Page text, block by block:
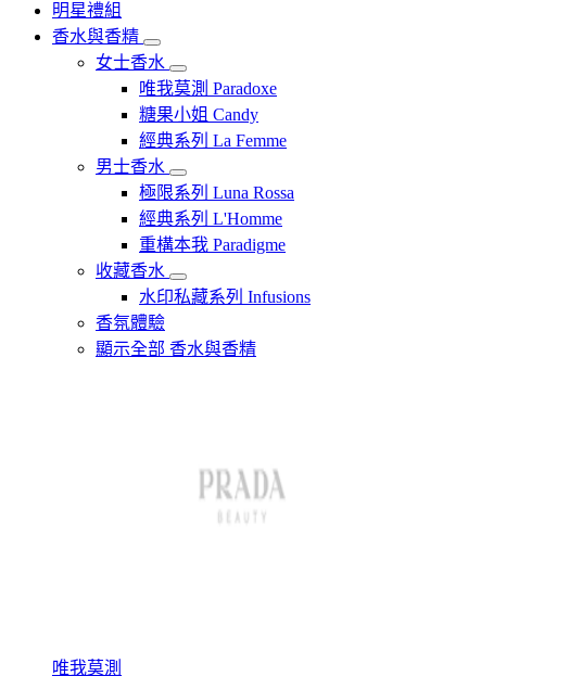
明星禮組
香水與香精
女士香水
唯我莫測 Paradoxe
糖果小姐 Candy
經典系列 La Femme
男士香水
極限系列 Luna Rossa
經典系列 L'Homme
重構本我 Paradigme
收藏香水
水印私藏系列 Infusions
香氛體驗
顯示全部 香水與香精
唯我莫測